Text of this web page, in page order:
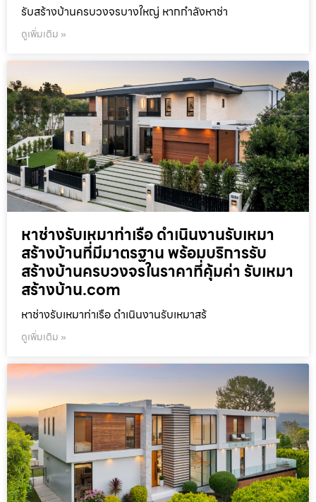
รับสร้างบ้านครบวงจรบางใหญ่ หากกำลังหาช่า
ดูเพิ่มเติม »
หาช่างรับเหมาท่าเรือ ดำเนินงานรับเหมา
สร้างบ้านที่มีมาตรฐาน พร้อมบริการรับ
สร้างบ้านครบวงจรในราคาที่คุ้มค่า รับเหมา
สร้างบ้าน.com
หาช่างรับเหมาท่าเรือ ดำเนินงานรับเหมาสร้
ดูเพิ่มเติม »